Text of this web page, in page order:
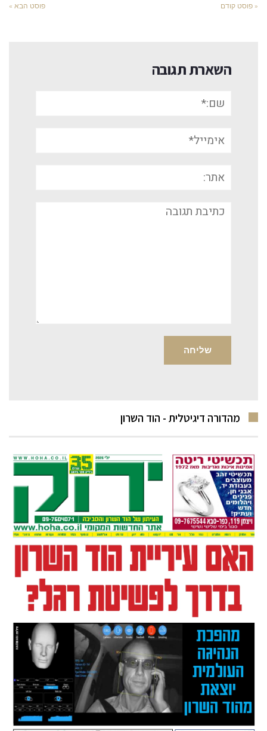
« פוסט קודם פוסט הבא »
השארת תגובה
אימייל*
תגובה
מהדורה דיגיטלית - הוד השרון